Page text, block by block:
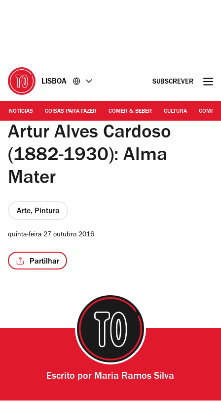
LISBOA SUBSCREVER
NOTÍCIAS COISAS PARA FAZER COMER & BEBER CULTURA
Artur Alves Cardoso
(1882-1930): Alma
Mater
Arte, Pintura
quinta-feira 27 outubro 2016
Partilhar
Escrito por Maria Ramos Silva